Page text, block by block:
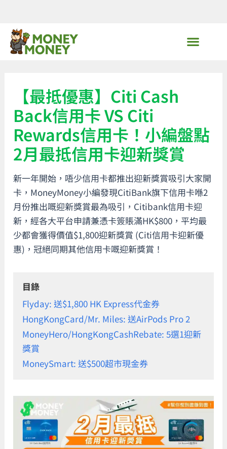
Skip
content
【最抵優惠】Citi Cash
Back信用卡 VS Citi
Rewards信用卡！小編盤點
2月最抵信用卡迎新獎賞
新一年開始，唔少信用卡都推出迎新獎賞吸引大家開
卡，MoneyMoney小編發現CitiBank旗下信用卡喺2
月份推出嘅迎新獎賞最為吸引，Citibank信用卡迎
新，經各大平台申請兼憑卡簽賬滿HK$800，平均最
少都會獲得價值$1,800迎新獎賞 (Citi信用卡迎新優
惠)，冠絕同期其他信用卡嘅迎新獎賞！
目錄
Flyday: 送$1,800 HK Express代金券
HongKongCard/Mr. Miles: 送AirPods Pro 2
MoneyHero/HongKongCashRebate: 5選1迎新
獎賞
MoneySmart: 送$500超市現金券